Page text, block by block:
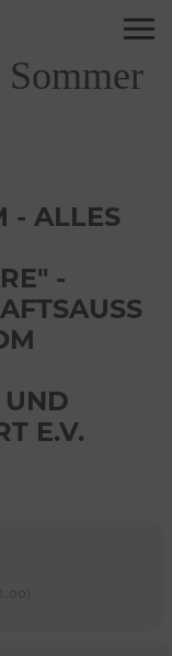
- ALLES
-
UND
E.V.